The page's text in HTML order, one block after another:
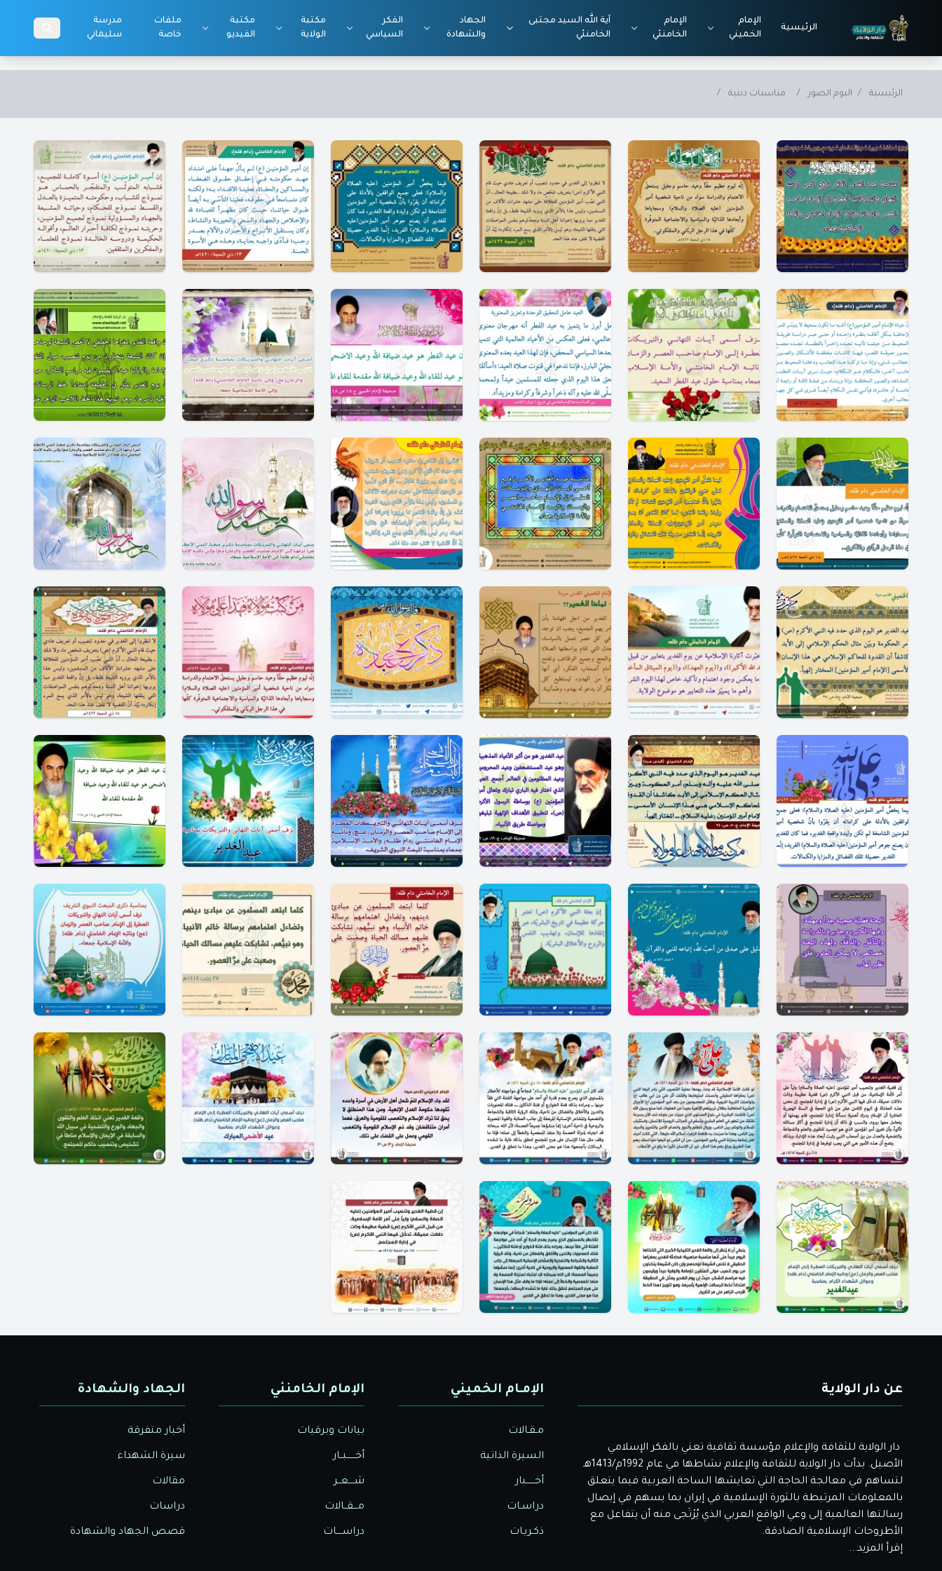
الرئيسية
الإمام
الخميني
الإمام
الخامنئي
آية الله السيد مجتبى
الخامنئي
الجهاد
والشهادة
الفكر
السياسي
مكتبة
الولاية
مكتبة
الفيديو
ملفات
خاصة
مدرسة
سليماني
الرئيسية / البوم الصور / مناسبات دينية /
عن دار الولاية
دار الولاية للثقافة والإعلام مؤسسة ثقافية تعني بالفكر الإسلامي
الأصيل. بدأت دار الولاية للثقافة والإعلام نشاطها في عام 1992م/1413هـ
لتساهم في معالجة الحاجة التي تعايشها الساحة العربية فيما يتعلق
بالمعلومات المرتبطة بالثورة الإسلامية في إيران بما يسهم في إيصال
رسالتها العالمية إلى وعي الواقع العربي الذي يُرْتَجى منه أن يتفاعل مع
الأطروحات الإسلامية الصادقة.
إقرأ المزيد...
الإمـام الخميني
مـقـالات
السيرة الذاتية
أخــــــبار
دراسـات
ذكـريـات
الإمام الخامنئي
بيانات وبرقيات
أخــــــبــار
شــــعــر
مـــقــالات
دراســــات
الجهاد والشهادة
أخبار متفرقة
سيرة الشهداء
مقالات
دراسات
قصص الجهاد والشهادة